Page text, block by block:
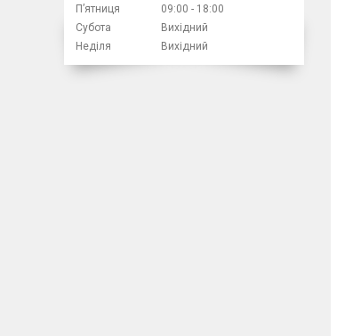
Пʼятниця
09:00
18:00
Субота
Вихідний
Неділя
Вихідний